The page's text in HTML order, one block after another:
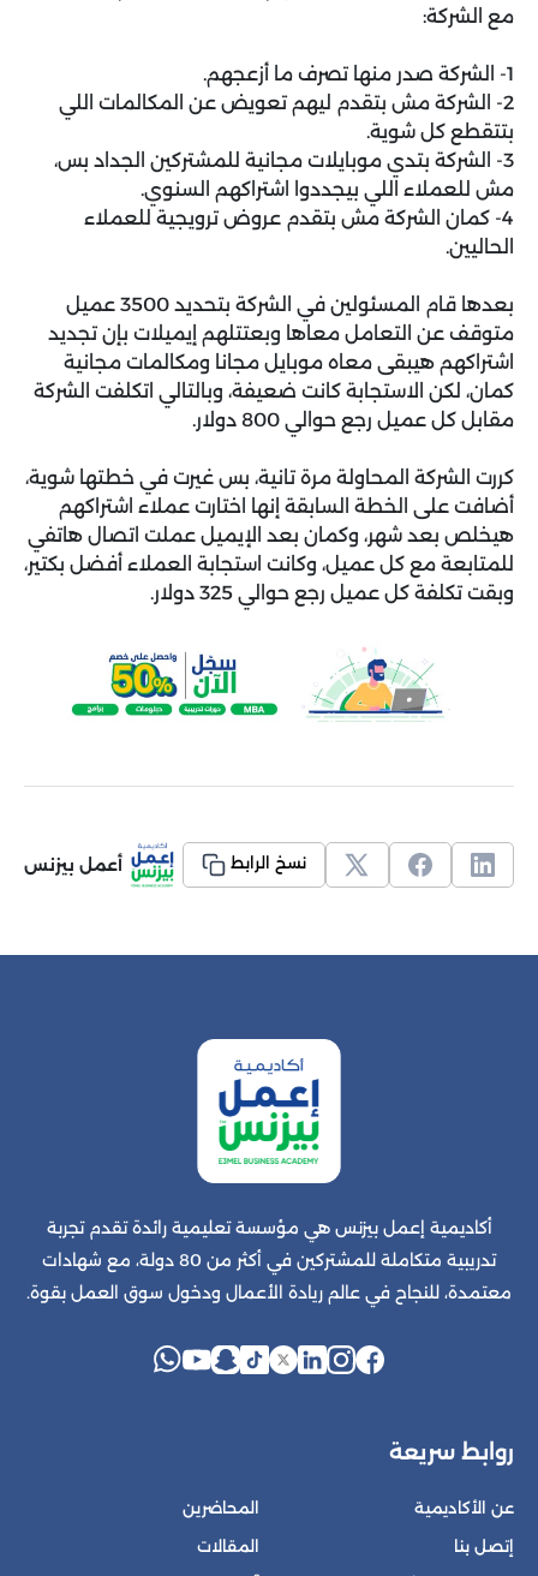
مع الشركة:
1- الشركة صدر منها تصرف ما أزعجهم.
2- الشركة مش بتقدم ليهم تعويض عن المكالمات اللي
بتتقطع كل شوية.
3- الشركة بتدي موبايلات مجانية للمشتركين الجداد بس،
مش للعملاء اللي بيجددوا اشتراكهم السنوي.
4- كمان الشركة مش بتقدم عروض ترويجية للعملاء
الحاليين.
بعدها قام المسئولين في الشركة بتحديد 3500 عميل
متوقف عن التعامل معاها وبعتتلهم إيميلات بإن تجديد
اشتراكهم هيبقى معاه موبايل مجانا ومكالمات مجانية
كمان، لكن الاستجابة كانت ضعيفة، وبالتالي اتكلفت الشركة
مقابل كل عميل رجع حوالي 800 دولار.
كررت الشركة المحاولة مرة تانية، بس غيرت في خطتها شوية،
أضافت على الخطة السابقة إنها اختارت عملاء اشتراكهم
هيخلص بعد شهر، وكمان بعد الإيميل عملت اتصال هاتفي
للمتابعة مع كل عميل، وكانت استجابة العملاء أفضل بكتير،
وبقت تكلفة كل عميل رجع حوالي 325 دولار.
نسخ الرابط أعمل بيزنس
أكاديمية إعمل بيزنس هي مؤسسة تعليمية رائدة تقدم تجربة
تدريبية متكاملة للمشتركين في أكثر من 80 دولة، مع شهادات
معتمدة، للنجاح في عالم ريادة الأعمال ودخول سوق العمل بقوة.
روابط سريعة
عن الأكاديمية
إتصل بنا
المحاضرين
المقالات